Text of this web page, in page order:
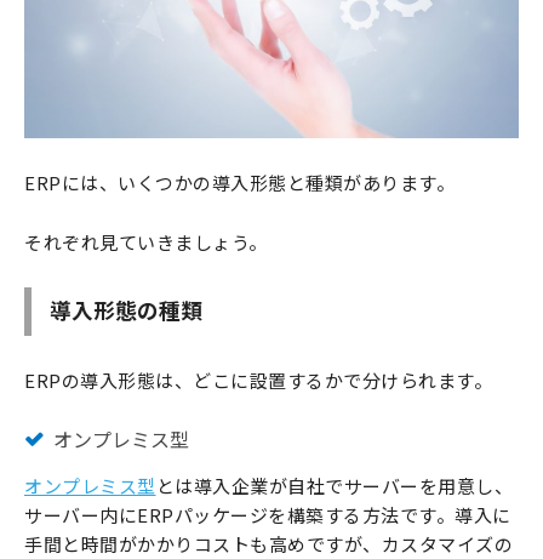
ERPには、いくつかの導入形態と種類があります。
それぞれ見ていきましょう。
導入形態の種類
ERPの導入形態は、どこに設置するかで分けられます。
オンプレミス型
オンプレミス型とは導入企業が自社でサーバーを用意し、
サーバー内にERPパッケージを構築する方法です。導入に
手間と時間がかかりコストも高めですが、カスタマイズの